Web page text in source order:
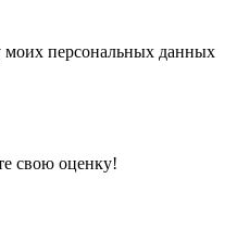
моих персональных данных
свою оценку!